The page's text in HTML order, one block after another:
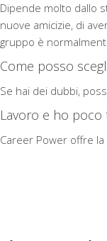
Dipende molto dallo
nuove amicizie, di
gruppo è
Come posso
Se hai dei dubbi,
Lavoro e ho
Career Power offre